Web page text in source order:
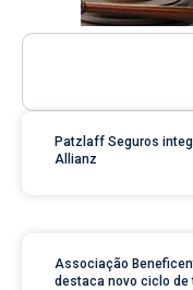
Patzlaff Seguros
Allianz
Associação
destaca novo ciclo